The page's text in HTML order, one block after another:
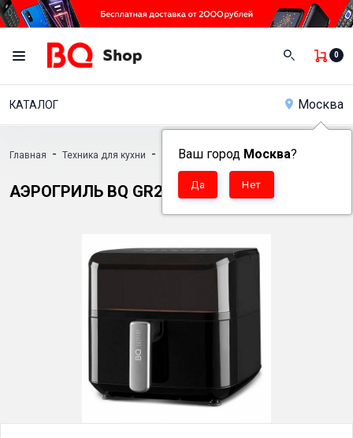
0
КАТАЛОГ Москва
Ваш город Москва?
Главная - Техника для кухни - Аэрогрили - Аэрогриль BQ GR2001
АЭРОГРИЛЬ BQ GR2001